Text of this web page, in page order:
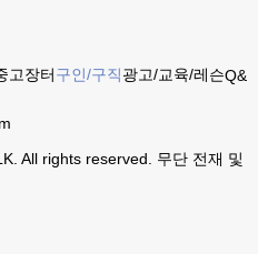
고장터구인/구직광고/교육/레슨Q&A
All rights reserved. 무단 전재 및